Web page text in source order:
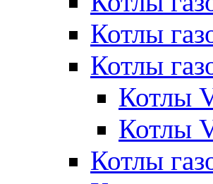
Котлы
Котлы
Котлы
Котлы
Котлы